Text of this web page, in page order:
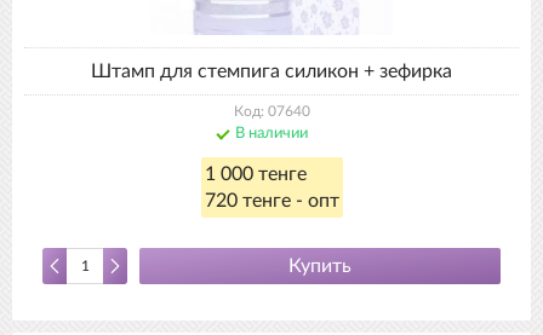
Штамп для стемпига силикон + зефирка
Код: 07640
В наличии
1 000 тенге
720 тенге - опт
Купить